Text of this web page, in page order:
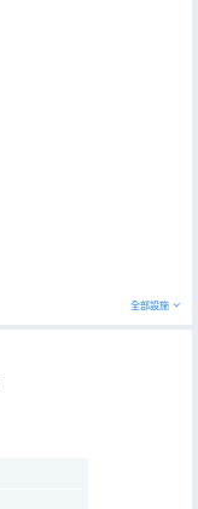
全部設施